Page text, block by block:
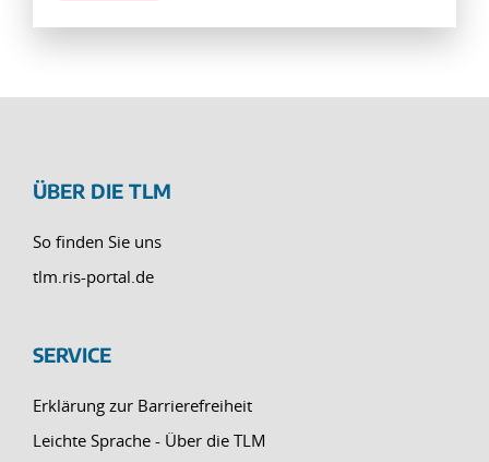
ÜBER DIE TLM
So finden Sie uns
tlm.ris-portal.de
SERVICE
Erklärung zur Barrierefreiheit
Leichte Sprache - Über die TLM